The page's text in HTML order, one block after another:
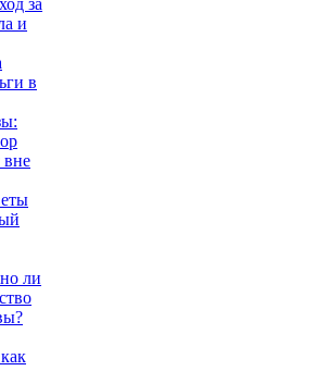
за
и
в
вне
ли